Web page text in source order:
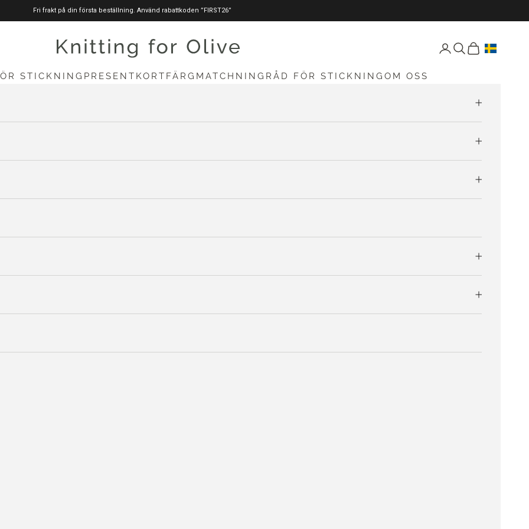
Fri frakt på din första beställning. Använd rabattkoden ”FIRST26”
stickningförolive.com Öppna konto-sida
Öppen sökning
Öppna vagnen
STICKNING PRESENTKORT FÄRGMATCHNING RÅD FÖR STICKNING OM OSS